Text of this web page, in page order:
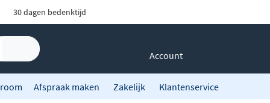
30 dagen bedenktijd
Account
Afspraak maken Zakelijk Klantenservice